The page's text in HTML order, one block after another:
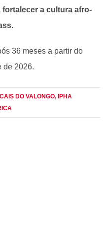
a cultura afro-
36 meses a partir do
de 2026.
DO VALONGO, IPHA